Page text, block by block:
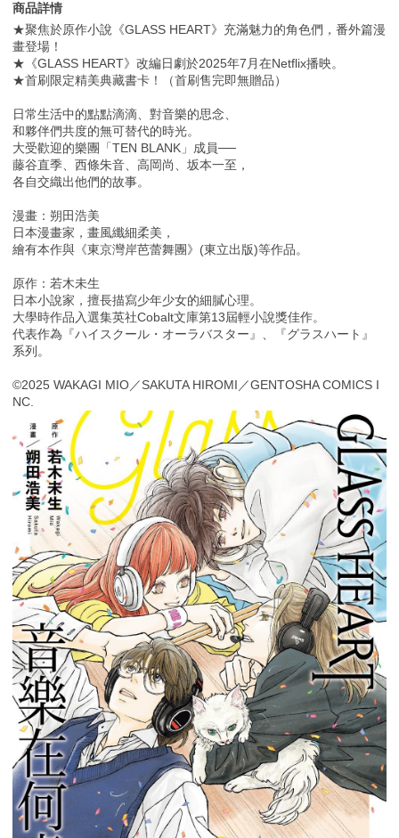
商品詳情
★聚焦於原作小說《GLASS HEART》充滿魅力的角色們，番外篇漫
畫登場！
★《GLASS HEART》改編日劇於2025年7月在Netflix播映。
★首刷限定精美典藏書卡！（首刷售完即無贈品）
日常生活中的點點滴滴、對音樂的思念、
和夥伴們共度的無可替代的時光。
大受歡迎的樂團「TEN BLANK」成員──
藤谷直季、西條朱音、高岡尚、坂本一至，
各自交織出他們的故事。
漫畫：朔田浩美
日本漫畫家，畫風纖細柔美，
繪有本作與《東京灣岸芭蕾舞團》(東立出版)等作品。
原作：若木未生
日本小說家，擅長描寫少年少女的細膩心理。
大學時作品入選集英社Cobalt文庫第13屆輕小說獎佳作。
代表作為『ハイスクール・オーラバスター』、『グラスハート』
系列。
©2025 WAKAGI MIO／SAKUTA HIROMI／GENTOSHA COMICS I
NC.